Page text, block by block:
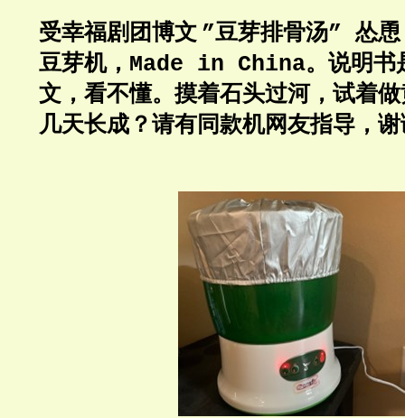
受幸福剧团博文 ”豆芽排骨汤”怂
豆芽机， Made in China。说明书
文，看不懂。摸着石头过河，试着
几天长成？请有同款机网友指导，